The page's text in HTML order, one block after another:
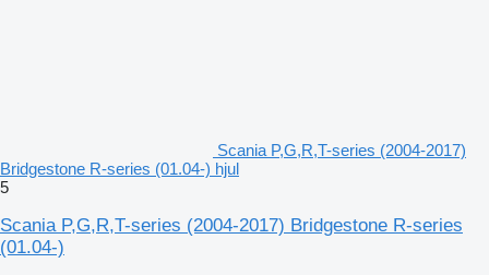
Scania P,G,R,T-series (2004-2017)
Bridgestone R-series (01.04-) hjul
5
Scania P,G,R,T-series (2004-2017) Bridgestone R-series
(01.04-)